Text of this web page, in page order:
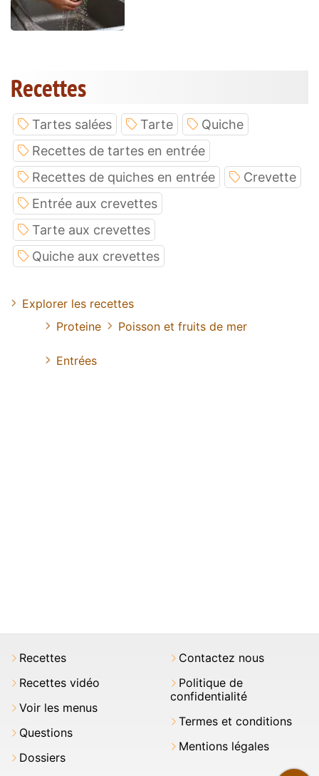
Recettes
Tartes salées Tarte
Quiche
Recettes de tartes en entrée
Recettes de quiches en entrée
Crevette
Entrée aux crevettes
Tarte aux crevettes
Quiche aux crevettes
Explorer les recettes
Proteine
Poisson et fruits de mer
Entrées
Recettes
Recettes vidéo
Voir les menus
Questions
Dossiers
Contactez nous
Politique de
confidentialité
Termes et conditions
Mentions légales